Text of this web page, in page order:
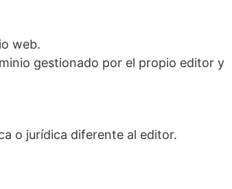
web.
gestionado por el propio editor y
o jurídica diferente al editor.